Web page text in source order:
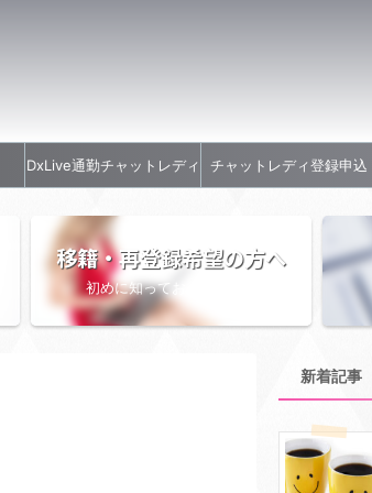
DxLive通勤チャットレディ チャットレディ登録申込
移籍・再登録希望の方へ
初めに知っておきたい情報
新着記事